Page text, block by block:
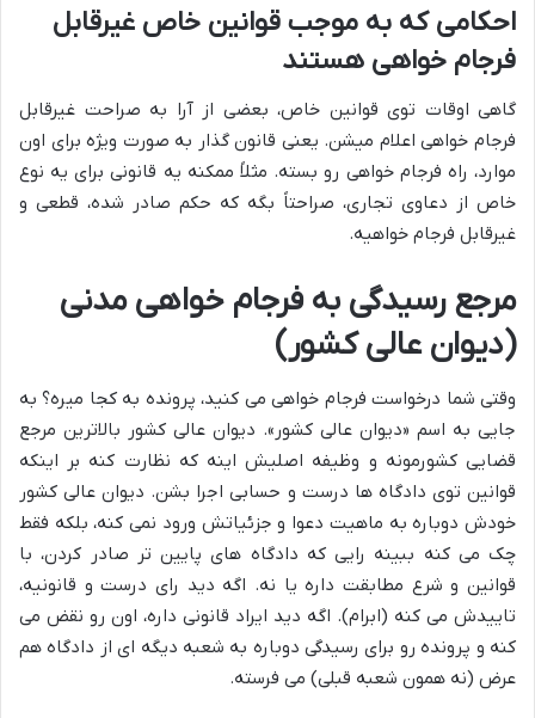
احکامی که به موجب قوانین خاص غیرقابل
فرجام خواهی هستند
گاهی اوقات توی قوانین خاص، بعضی از آرا به صراحت غیرقابل
فرجام خواهی اعلام میشن. یعنی قانون گذار به صورت ویژه برای اون
موارد، راه فرجام خواهی رو بسته. مثلاً ممکنه یه قانونی برای یه نوع
خاص از دعاوی تجاری، صراحتاً بگه که حکم صادر شده، قطعی و
غیرقابل فرجام خواهیه.
مرجع رسیدگی به فرجام خواهی مدنی
(دیوان عالی کشور)
وقتی شما درخواست فرجام خواهی می کنید، پرونده به کجا میره؟ به
جایی به اسم «دیوان عالی کشور». دیوان عالی کشور بالاترین مرجع
قضایی کشورمونه و وظیفه اصلیش اینه که نظارت کنه بر اینکه
قوانین توی دادگاه ها درست و حسابی اجرا بشن. دیوان عالی کشور
خودش دوباره به ماهیت دعوا و جزئیاتش ورود نمی کنه، بلکه فقط
چک می کنه ببینه رایی که دادگاه های پایین تر صادر کردن، با
قوانین و شرع مطابقت داره یا نه. اگه دید رای درست و قانونیه،
تاییدش می کنه (ابرام). اگه دید ایراد قانونی داره، اون رو نقض می
کنه و پرونده رو برای رسیدگی دوباره به شعبه دیگه ای از دادگاه هم
عرض (نه همون شعبه قبلی) می فرسته.